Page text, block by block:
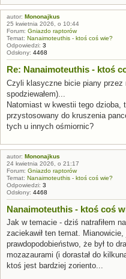
autor: Mononajkus
25 kwietnia 2026, o 10:44
Forum: Gniazdo raptorów
Temat: Nanaimoteuthis - ktoś coś wie?
Odpowiedzi: 3
Odsłony: 4468
Re: Nanaimoteuthis - ktoś
Czyli klasyczne bicie piany przez
spodziewałem)...
Natomiast w kwestii tego dzioba,
przystosowany do kruszenia
tych u innych ośmiornic?
autor: Mononajkus
24 kwietnia 2026, o 21:17
Forum: Gniazdo raptorów
Temat: Nanaimoteuthis - ktoś coś wie?
Odpowiedzi: 3
Odsłony: 4468
Nanaimoteuthis - ktoś coś
Jak w temacie - dziś natrafiłem
zaciekawił ten temat.
prawdopodobieństwo, że był to
mozazaurami (i dorastał do
ktoś jest bardziej zoriento...